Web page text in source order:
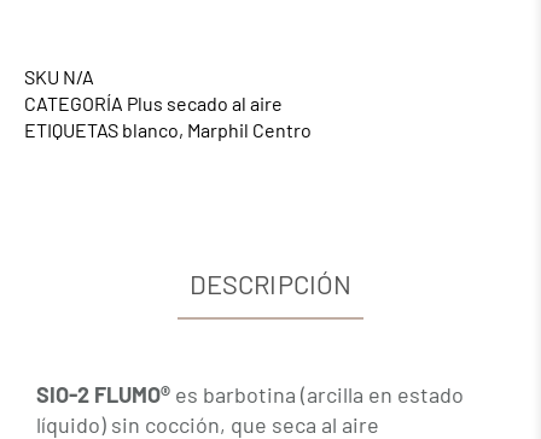
SKU N/A
CATEGORÍA Plus secado al aire
ETIQUETAS blanco, Marphil Centro
DESCRIPCIÓN
SIO-2 FLUMO® es barbotina (arcilla en estado
líquido) sin cocción, que seca al aire